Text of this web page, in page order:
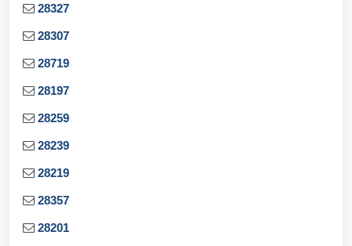
28327
28307
28719
28197
28259
28239
28219
28357
28201